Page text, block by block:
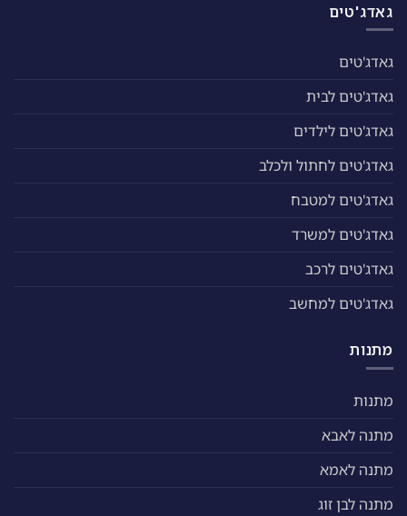
גאדג'טים
גאדג'טים
גאדג'טים לבית
גאדג'טים לילדים
גאדג'טים לחתול ולכלב
גאדג'טים למטבח
גאדג'טים למשרד
גאדג'טים לרכב
גאדג'טים למחשב
מתנות
מתנות
מתנה לאבא
מתנה לאמא
מתנה לבן זוג